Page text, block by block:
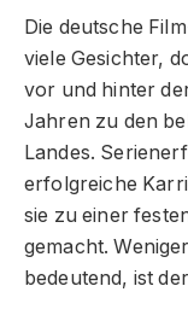
Die deutsche
viele Gesichter,
vor und hinter
Jahren zu den
Landes.
erfolgreiche
sie zu einer
gemacht.
bedeutend, ist